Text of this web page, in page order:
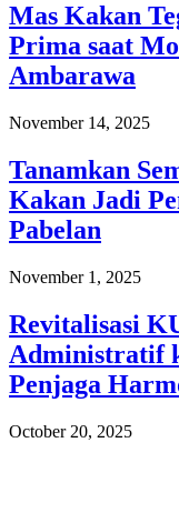
Mas Kakan
Prima saat
Ambarawa
November 14, 2025
Tanamkan
Kakan Jadi
Pabelan
November 1, 2025
Revitalisasi
Administratif
Penjaga
October 20, 2025